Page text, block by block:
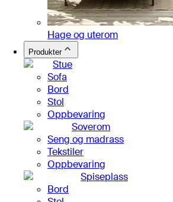
Hage og uterom
Produkter
Stue
Sofa
Bord
Stol
Oppbevaring
Soverom
Seng og madrass
Tekstiler
Oppbevaring
Spiseplass
Bord